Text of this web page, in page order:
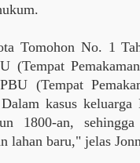
Tomohon No. 1
(Tempat
(Tempat
kasus keluarga
1800-an,
lahan baru," jelas